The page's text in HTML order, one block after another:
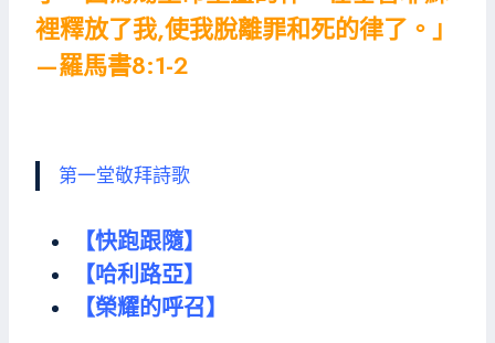
裡釋放了我,使我脫離罪和死的律了。」
—羅馬書8:1-2
第一堂敬拜詩歌
【快跑跟隨】
【哈利路亞】
【榮耀的呼召】